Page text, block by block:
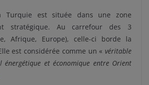
Turquie est située dans une zone
stratégique. Au carrefour des 3
Afrique, Europe), celle-ci borde la
est considérée comme un « véritable
énergétique et économique entre Orient